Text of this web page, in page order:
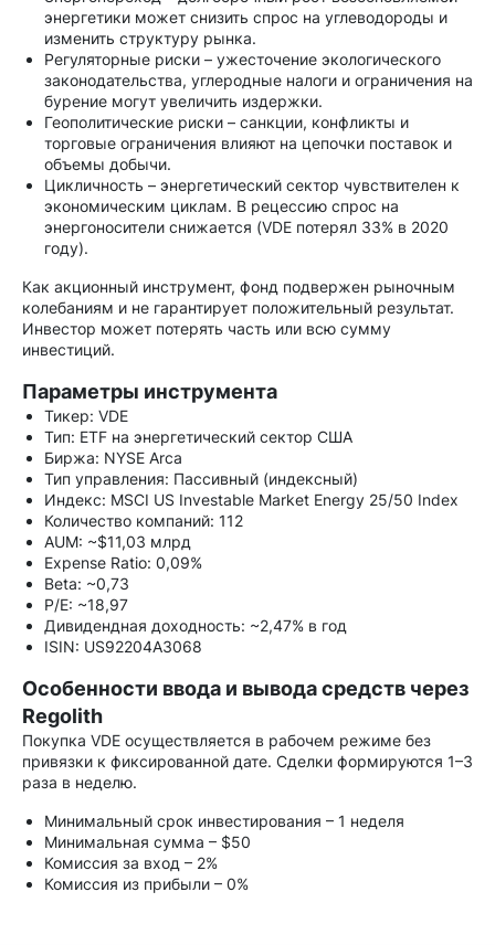
энергетики может снизить спрос на углеводороды и
изменить структуру рынка.
Регуляторные риски – ужесточение экологического
законодательства, углеродные налоги и ограничения на
бурение могут увеличить издержки.
Геополитические риски – санкции, конфликты и
торговые ограничения влияют на цепочки поставок и
объемы добычи.
Цикличность – энергетический сектор чувствителен к
экономическим циклам. В рецессию спрос на
энергоносители снижается (VDE потерял 33% в 2020
году).
Как акционный инструмент, фонд подвержен рыночным
колебаниям и не гарантирует положительный результат.
Инвестор может потерять часть или всю сумму
инвестиций.
Параметры инструмента
Тикер: VDE
Тип: ETF на энергетический сектор США
Биржа: NYSE Arca
Тип управления: Пассивный (индексный)
Индекс: MSCI US Investable Market Energy 25/50 Index
Количество компаний: 112
AUM: ~$11,03 млрд
Expense Ratio: 0,09%
Beta: ~0,73
P/E: ~18,97
Дивидендная доходность: ~2,47% в год
ISIN: US92204A3068
Особенности ввода и вывода средств через
Regolith
Покупка VDE осуществляется в рабочем режиме без
привязки к фиксированной дате. Сделки формируются 1–3
раза в неделю.
Минимальный срок инвестирования – 1 неделя
Минимальная сумма – $50
Комиссия за вход – 2%
Комиссия из прибыли – 0%